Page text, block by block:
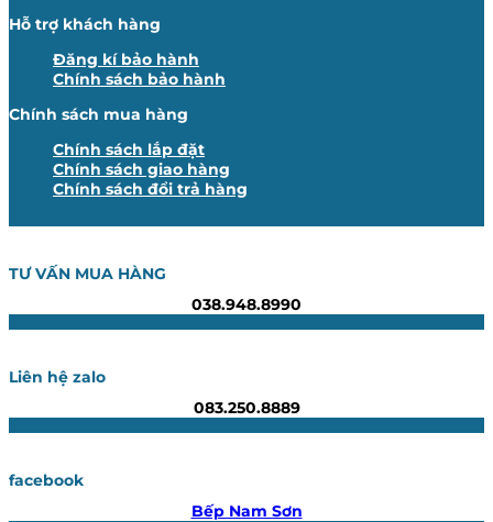
Hỗ trợ khách hàng
Đăng kí bảo hành
Chính sách bảo hành
Chính sách mua hàng
Chính sách lắp đặt
Chính sách giao hàng
Chính sách đổi trả hàng
TƯ VẤN MUA HÀNG
038.948.8990
Liên hệ zalo
083.250.8889
facebook
Bếp Nam Sơn